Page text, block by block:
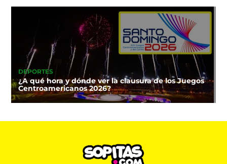
DEPORTES
¿A qué hora y dónde ver la clausura de los Juegos
Centroamericanos 2026?